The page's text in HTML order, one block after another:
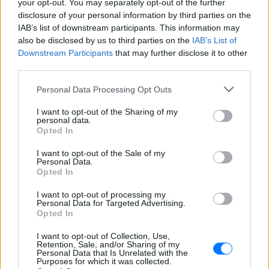
your opt-out. You may separately opt-out of the further
disclosure of your personal information by third parties on the
IAB’s list of downstream participants. This information may
also be disclosed by us to third parties on the IAB’s List of
Downstream Participants that may further disclose it to other
Personal Data Processing Opt Outs
I want to opt-out of the Sharing of my
personal data.
Opted In
I want to opt-out of the Sale of my
Personal Data.
Opted In
I want to opt-out of processing my
Personal Data for Targeted Advertising.
Opted In
I want to opt-out of Collection, Use,
Retention, Sale, and/or Sharing of my
Personal Data that Is Unrelated with the
Purposes for which it was collected.
ΔΕΙΤΕ ΕΠΙΣΗΣ
Οι συναυλίες επιτέλους
βγάζουν φτηνά εισιτήρια ‑